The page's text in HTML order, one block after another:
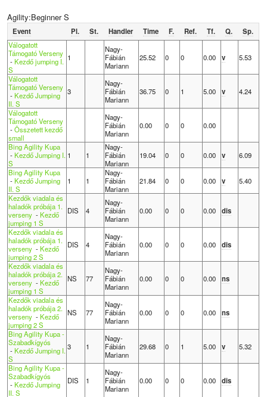
Agility:Beginner S
Event Pl. St. Handler Time F. Ref. Tf. Q.
Sp.
Válogatott
Támogató Verseny
-Kezdő jumping I.
S
1
Nagy-
Fábián
Mariann
25.52 0 0 0.00 v 5.53
Válogatott
Támogató Verseny
-Kezdő Jumping
II. S
3
Nagy-
Fábián
Mariann
36.75 0 1 5.00 v 4.24
Válogatott
Támogató Verseny
-Összetett kezdő
small
Nagy-
Fábián
Mariann
0.00 0 0 0.00
Bing Agility Kupa
-Kezdő Jumping I.
S
1 1
Nagy-
Fábián
Mariann
19.04 0 0 0.00 v
6.09
Bing Agility Kupa
-Kezdő Jumping
II. S
1 1
Nagy-
Fábián
Mariann
21.84 0 0 0.00 v
5.40
Kezdők viadala és
haladók próbája 1.
verseny -Kezdő
jumping 1 S
DIS 4
Nagy-
Fábián
Mariann
0.00 0 0 0.00 dis
Kezdők viadala és
haladók próbája 1.
verseny -Kezdő
jumping 2 S
DIS 4
Nagy-
Fábián
Mariann
0.00 0 0 0.00 dis
Kezdők viadala és
haladók próbája 2.
verseny -Kezdő
jumping 1 S
NS 77
Nagy-
Fábián
Mariann
0.00 0 0 0.00 ns
Kezdők viadala és
haladók próbája 2.
verseny -Kezdő
jumping 2 S
NS 77
Nagy-
Fábián
Mariann
0.00 0 0 0.00 ns
Bing Agility Kupa -
Szabadkígyós
-Kezdő Jumping I.
S
3 1
Nagy-
Fábián
Mariann
29.68 0 1 5.00 v 5.32
Bing Agility Kupa -
Szabadkígyós
-Kezdő Jumping
II. S
DIS 1
Nagy-
Fábián
Mariann
0.00 0 0 0.00 dis